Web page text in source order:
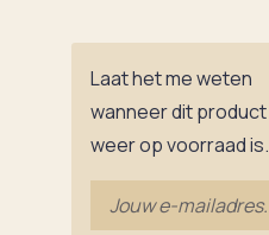
Laat het me weten
wanneer dit product
weer op voorraad is.